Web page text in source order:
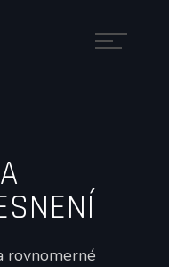
rovnomerné